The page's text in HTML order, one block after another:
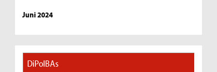
Juni 2024
DiPolBAs